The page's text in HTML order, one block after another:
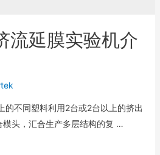
流延膜实验机介
的不同塑料利用2台或2台以上的挤出
头，汇合生产多层结构的复 …